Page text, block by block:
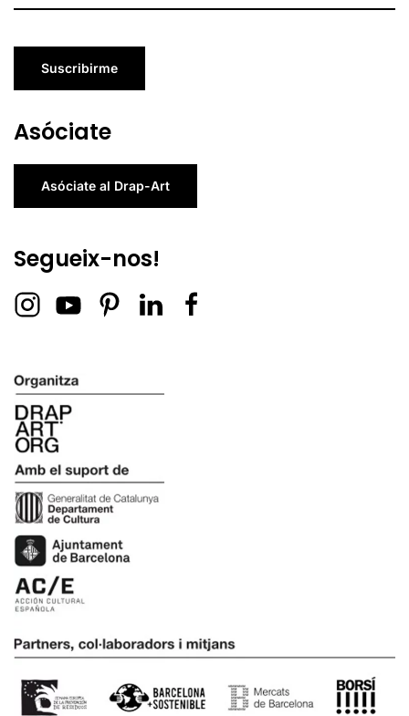
Suscribirme
Asóciate
Asóciate al Drap-Art
Segueix-nos!